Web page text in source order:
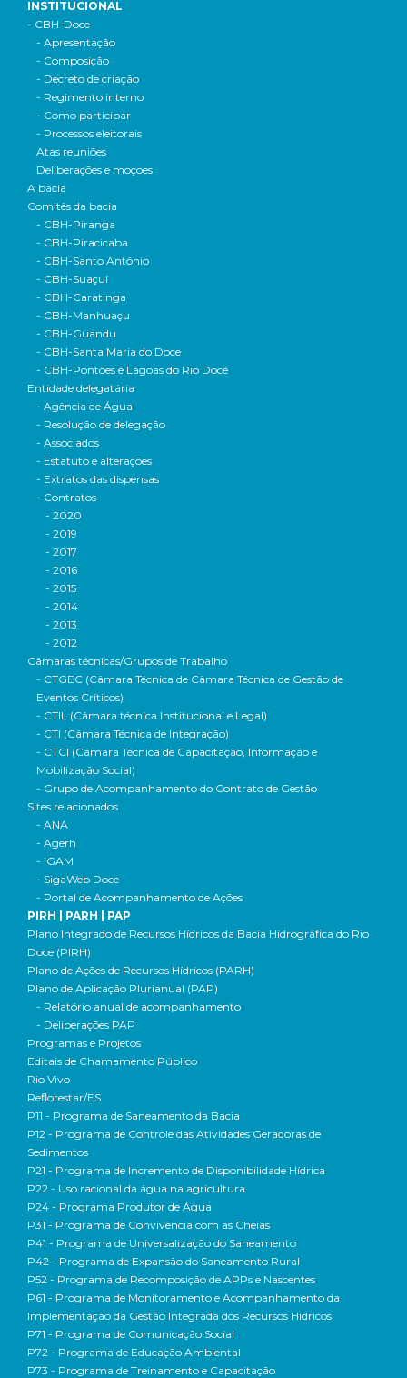
INSTITUCIONAL
- CBH-Doce
- Apresentação
- Composição
- Decreto de criação
- Regimento interno
- Como participar
- Processos eleitorais
Atas reuniões
Deliberações e moçoes
A bacia
Comitês da bacia
- CBH-Piranga
- CBH-Piracicaba
- CBH-Santo Antônio
- CBH-Suaçuí
- CBH-Caratinga
- CBH-Manhuaçu
- CBH-Guandu
- CBH-Santa Maria do Doce
- CBH-Pontões e Lagoas do Rio Doce
Entidade delegatária
- Agência de Água
- Resolução de delegação
- Associados
- Estatuto e alterações
- Extratos das dispensas
- Contratos
- 2020
- 2019
- 2017
- 2016
- 2015
- 2014
- 2013
- 2012
Câmaras técnicas/Grupos de Trabalho
- CTGEC (Câmara Técnica de Câmara Técnica de Gestão de
Eventos Críticos)
- CTIL (Câmara técnica Institucional e Legal)
- CTI (Câmara Técnica de Integração)
- CTCI (Câmara Técnica de Capacitação, Informação e
Mobilização Social)
- Grupo de Acompanhamento do Contrato de Gestão
Sites relacionados
- ANA
- Agerh
- IGAM
- SigaWeb Doce
- Portal de Acompanhamento de Ações
PIRH | PARH | PAP
Plano Integrado de Recursos Hídricos da Bacia Hidrográfica do Rio
Doce (PIRH)
Plano de Ações de Recursos Hídricos (PARH)
Plano de Aplicação Plurianual (PAP)
- Relatório anual de acompanhamento
- Deliberações PAP
Programas e Projetos
Editais de Chamamento Público
Rio Vivo
Reflorestar/ES
P11 - Programa de Saneamento da Bacia
P12 - Programa de Controle das Atividades Geradoras de
Sedimentos
P21 - Programa de Incremento de Disponibilidade Hídrica
P22 - Uso racional da água na agricultura
P24 - Programa Produtor de Água
P31 - Programa de Convivência com as Cheias
P41 - Programa de Universalização do Saneamento
P42 - Programa de Expansão do Saneamento Rural
P52 - Programa de Recomposição de APPs e Nascentes
P61 - Programa de Monitoramento e Acompanhamento da
Implementação da Gestão Integrada dos Recursos Hídricos
P71 - Programa de Comunicação Social
P72 - Programa de Educação Ambiental
P73 - Programa de Treinamento e Capacitação